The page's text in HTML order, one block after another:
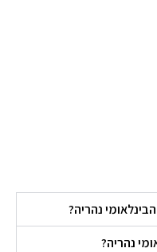
נהריה?
נהריה?